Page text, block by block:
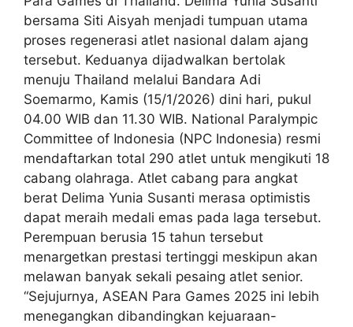
bersama Siti Aisyah menjadi tumpuan utama
proses regenerasi atlet nasional dalam ajang
tersebut. Keduanya dijadwalkan bertolak
menuju Thailand melalui Bandara Adi
Soemarmo, Kamis (15/1/2026) dini hari, pukul
04.00 WIB dan 11.30 WIB. National Paralympic
Committee of Indonesia (NPC Indonesia) resmi
mendaftarkan total 290 atlet untuk mengikuti 18
cabang olahraga. Atlet cabang para angkat
berat Delima Yunia Susanti merasa optimistis
dapat meraih medali emas pada laga tersebut.
Perempuan berusia 15 tahun tersebut
menargetkan prestasi tertinggi meskipun akan
melawan banyak sekali pesaing atlet senior.
“Sejujurnya, ASEAN Para Games 2025 ini lebih
menegangkan dibandingkan kejuaraan-